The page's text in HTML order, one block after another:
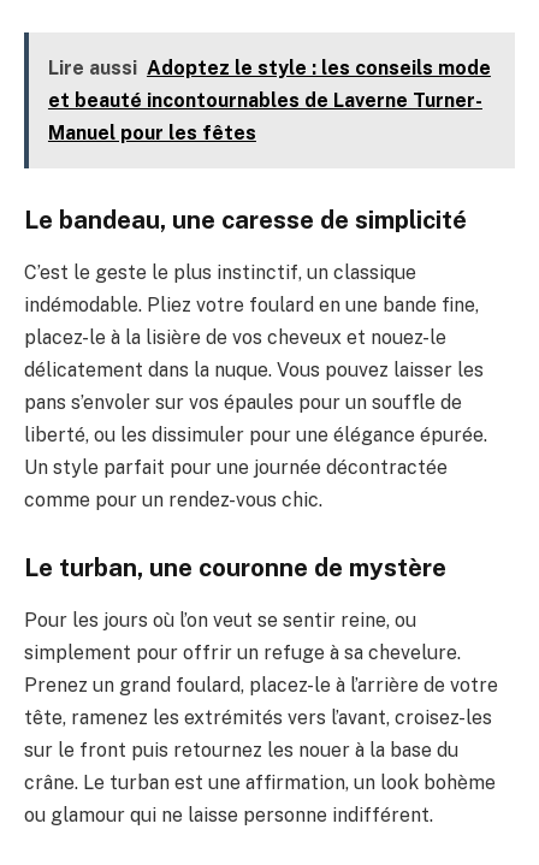
Lire aussi Adoptez le style : les conseils mode
et beauté incontournables de Laverne Turner-
Manuel pour les fêtes
Le bandeau, une caresse de simplicité
C’est le geste le plus instinctif, un classique
indémodable. Pliez votre foulard en une bande fine,
placez-le à la lisière de vos cheveux et nouez-le
délicatement dans la nuque. Vous pouvez laisser les
pans s’envoler sur vos épaules pour un souffle de
liberté, ou les dissimuler pour une élégance épurée.
Un style parfait pour une journée décontractée
comme pour un rendez-vous chic.
Le turban, une couronne de mystère
Pour les jours où l’on veut se sentir reine, ou
simplement pour offrir un refuge à sa chevelure.
Prenez un grand foulard, placez-le à l’arrière de votre
tête, ramenez les extrémités vers l’avant, croisez-les
sur le front puis retournez les nouer à la base du
crâne. Le turban est une affirmation, un look bohème
ou glamour qui ne laisse personne indifférent.